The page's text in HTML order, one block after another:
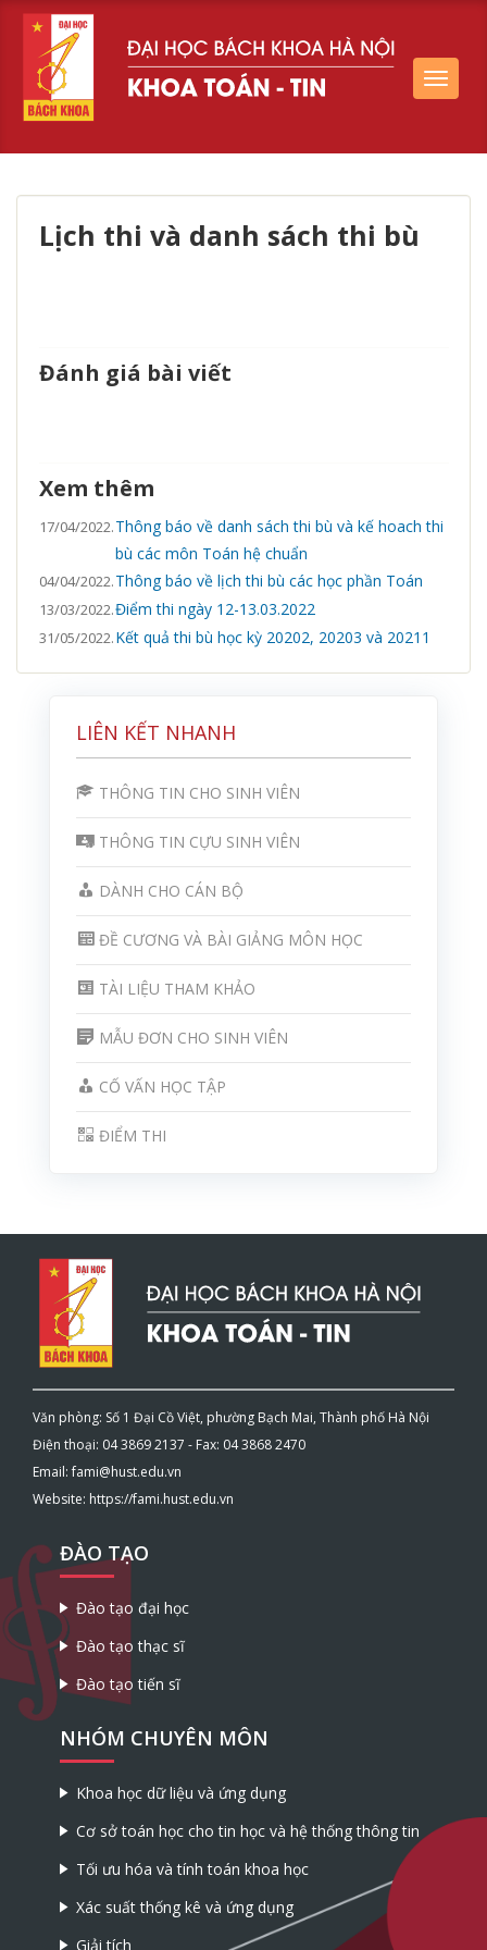
Toggle
LIÊN KẾT NHANH
THÔNG TIN CHO SINH VIÊN
THÔNG TIN CỰU SINH VIÊN
DÀNH CHO CÁN BỘ
ĐỀ CƯƠNG VÀ BÀI GIẢNG MÔN HỌC
TÀI LIỆU THAM KHẢO
MẪU ĐƠN CHO SINH VIÊN
CỐ VẤN HỌC TẬP
ĐIỂM THI
Lịch thi và danh sách thi bù
Đánh giá bài viết
Xem thêm
17/04/2022.Thông báo về danh sách thi bù và kế hoach thi
bù các môn Toán hệ chuẩn
04/04/2022.Thông báo về lịch thi bù các học phần Toán
13/03/2022.Điểm thi ngày 12-13.03.2022
31/05/2022.Kết quả thi bù học kỳ 20202, 20203 và 20211
Văn phòng: Số 1 Đại Cồ Việt, phường Bạch Mai, Thành phố Hà Nội
Điện thoại: 04 3869 2137 - Fax: 04 3868 2470
Email: fami@hust.edu.vn
Website: https://fami.hust.edu.vn
ĐÀO TẠO
Đào tạo đại học
Đào tạo thạc sĩ
Đào tạo tiến sĩ
NHÓM CHUYÊN MÔN
Khoa học dữ liệu và ứng dụng
Cơ sở toán học cho tin học và hệ thống thông tin
Tối ưu hóa và tính toán khoa học
Xác suất thống kê và ứng dụng
Giải tích